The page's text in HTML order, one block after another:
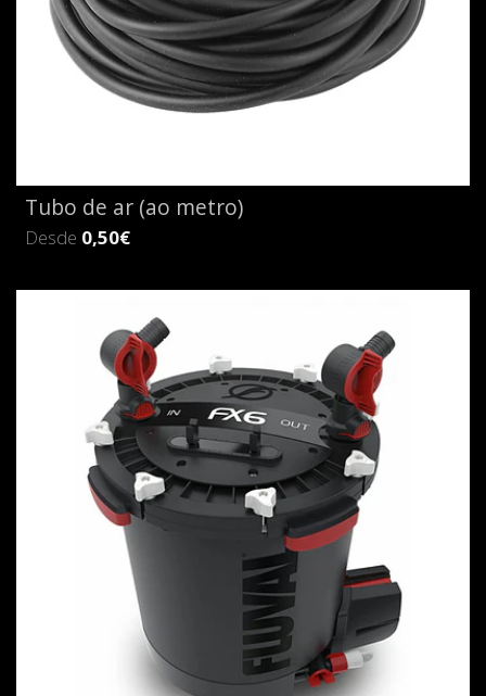
Tubo de ar (ao metro)
Desde 0,50€